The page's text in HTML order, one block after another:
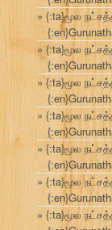
{:ta}மூல
{:ta}மூல
{:ta}மூல
{:ta}மூல
{:ta}மூல
{:ta}மூல
{:ta}மூல